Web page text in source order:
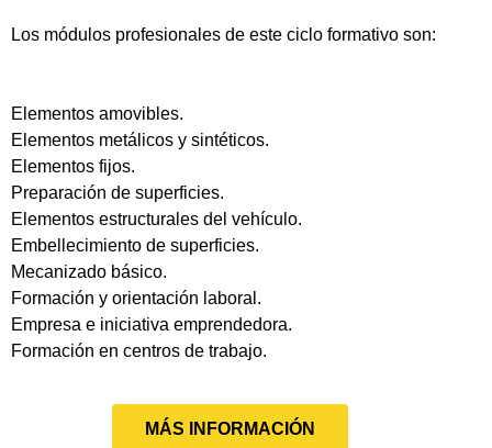
Los módulos profesionales de este ciclo formativo son:
Elementos amovibles.
Elementos metálicos y sintéticos.
Elementos fijos.
Preparación de superficies.
Elementos estructurales del vehículo.
Embellecimiento de superficies.
Mecanizado básico.
Formación y orientación laboral.
Empresa e iniciativa emprendedora.
Formación en centros de trabajo.
MÁS INFORMACIÓN